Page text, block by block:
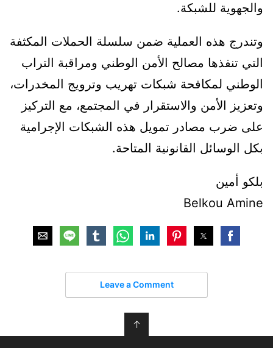
والجهوية للشبكة.
وتندرج هذه العملية ضمن سلسلة الحملات المكثفة
التي تنفذها مصالح الأمن الوطني ومراقبة التراب
الوطني لمكافحة شبكات تهريب وترويج المخدرات،
وتعزيز الأمن والاستقرار في المجتمع، مع التركيز
على ضرب مصادر تمويل هذه الشبكات الإجرامية
بكل الوسائل القانونية المتاحة.
بلكو أمين
Belkou Amine
Leave a Comment
↑